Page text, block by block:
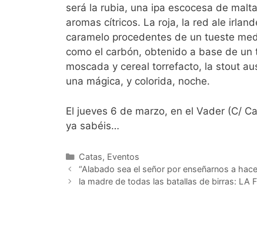
será la rubia, una ipa escocesa de
aromas cítricos. La roja, la red ale
caramelo procedentes de un tueste
como el carbón, obtenido a base de
moscada y cereal torrefacto, la stout
una mágica, y colorida, noche.
El jueves 6 de marzo, en el Vader (C/
ya sabéis…
Categorías
Catas, Eventos
“Alabado sea el señor por enseñarnos a
la madre de todas las batallas de birras: LA